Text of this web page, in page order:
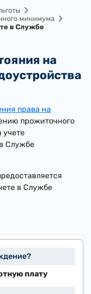
минимума
в Службе
права на
прожиточного
учете
Службе
в Службе
плату